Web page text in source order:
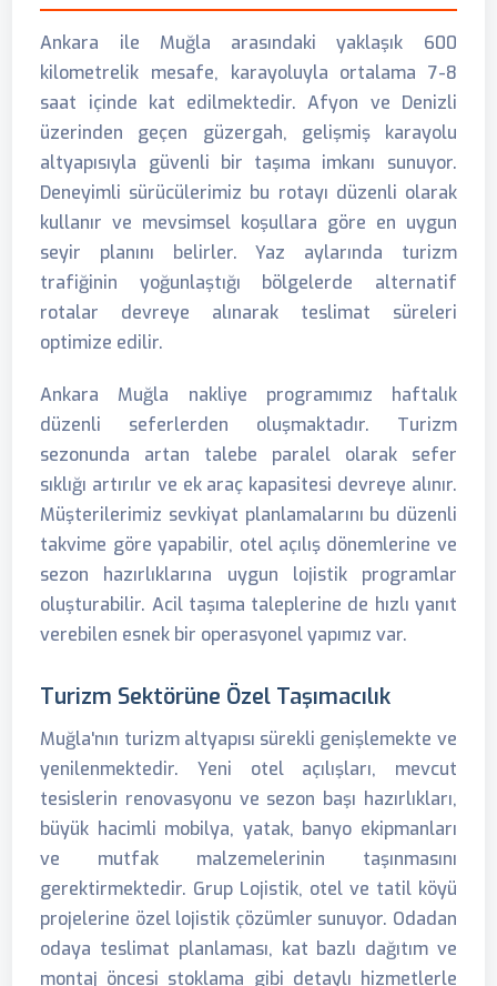
Ankara ile Muğla arasındaki yaklaşık 600
kilometrelik mesafe, karayoluyla ortalama 7-8
saat içinde kat edilmektedir. Afyon ve Denizli
üzerinden geçen güzergah, gelişmiş karayolu
altyapısıyla güvenli bir taşıma imkanı sunuyor.
Deneyimli sürücülerimiz bu rotayı düzenli olarak
kullanır ve mevsimsel koşullara göre en uygun
seyir planını belirler. Yaz aylarında turizm
trafiğinin yoğunlaştığı bölgelerde alternatif
rotalar devreye alınarak teslimat süreleri
optimize edilir.
Ankara Muğla nakliye programımız haftalık
düzenli seferlerden oluşmaktadır. Turizm
sezonunda artan talebe paralel olarak sefer
sıklığı artırılır ve ek araç kapasitesi devreye alınır.
Müşterilerimiz sevkiyat planlamalarını bu düzenli
takvime göre yapabilir, otel açılış dönemlerine ve
sezon hazırlıklarına uygun lojistik programlar
oluşturabilir. Acil taşıma taleplerine de hızlı yanıt
verebilen esnek bir operasyonel yapımız var.
Turizm Sektörüne Özel Taşımacılık
Muğla'nın turizm altyapısı sürekli genişlemekte ve
yenilenmektedir. Yeni otel açılışları, mevcut
tesislerin renovasyonu ve sezon başı hazırlıkları,
büyük hacimli mobilya, yatak, banyo ekipmanları
ve mutfak malzemelerinin taşınmasını
gerektirmektedir. Grup Lojistik, otel ve tatil köyü
projelerine özel lojistik çözümler sunuyor. Odadan
odaya teslimat planlaması, kat bazlı dağıtım ve
montaj öncesi stoklama gibi detaylı hizmetlerle